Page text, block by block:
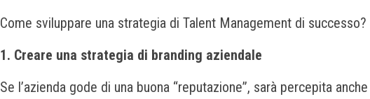
Come sviluppare una strategia di Talent Management di
1. Creare una strategia di branding aziendale
Se l’azienda gode di una buona “reputazione”, sarà percepita